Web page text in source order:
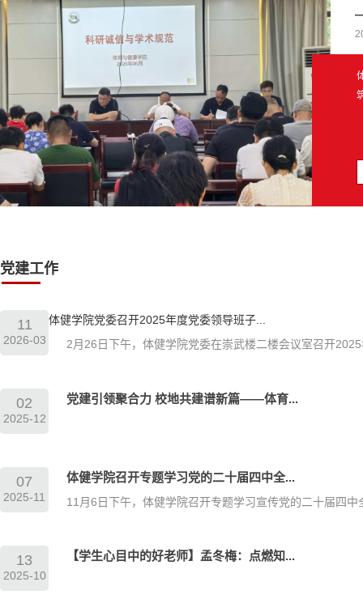
党建工作
11
2026-03
体健学院党委召开2025年度党委领导班子...
2月26日下午，体健学院党委在崇武楼二楼会议室召开
02
2025-12
党建引领聚合力 校地共建谱新篇——体育...
07
2025-11
体健学院召开专题学习党的二十届四中全...
11月6日下午，体健学院召开专题学习宣传党的二十届四中
13
2025-10
【学生心目中的好老师】孟冬梅：点燃知...